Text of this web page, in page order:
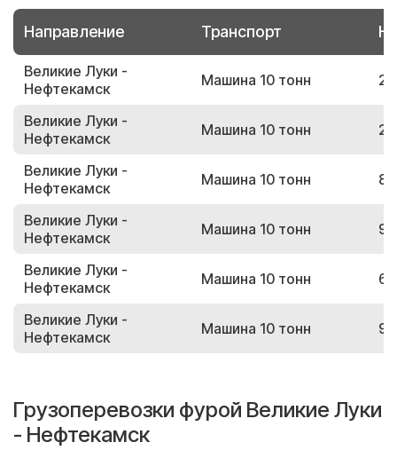
Направление Транспорт
Великие Луки -
Нефтекамск
Машина 10 тонн
Великие Луки -
Нефтекамск
Машина 10 тонн
Великие Луки -
Нефтекамск
Машина 10 тонн
Великие Луки -
Нефтекамск
Машина 10 тонн
Великие Луки -
Нефтекамск
Машина 10 тонн
Великие Луки -
Нефтекамск
Машина 10 тонн
Грузоперевозки фурой Великие Луки
- Нефтекамск